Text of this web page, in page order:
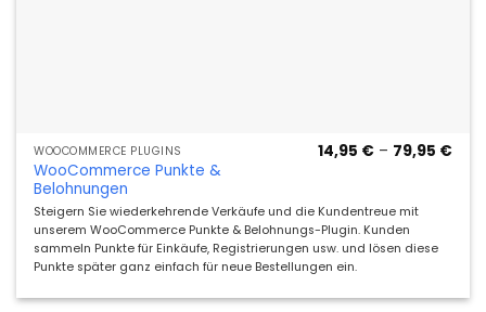
WOOCOMMERCE PLUGINS
WooCommerce Punkte &
Belohnungen
14,95 € – 79,95 €
Steigern Sie wiederkehrende Verkäufe und die Kundentreue mit
unserem WooCommerce Punkte & Belohnungs-Plugin. Kunden
sammeln Punkte für Einkäufe, Registrierungen usw. und lösen diese
Punkte später ganz einfach für neue Bestellungen ein.